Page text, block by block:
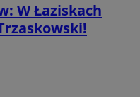
W Łaziskach